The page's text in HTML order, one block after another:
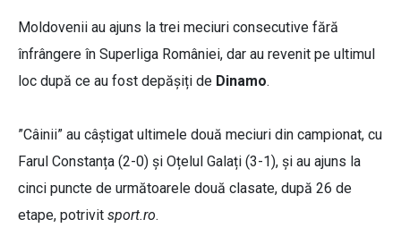
Moldovenii au ajuns la trei meciuri consecutive fără
înfrângere în Superliga României, dar au revenit pe ultimul
loc după ce au fost depășiți de Dinamo.
”Câinii” au câștigat ultimele două meciuri din campionat, cu
Farul Constanța (2-0) și Oțelul Galați (3-1), și au ajuns la
cinci puncte de următoarele două clasate, după 26 de
etape, potrivit sport.ro.